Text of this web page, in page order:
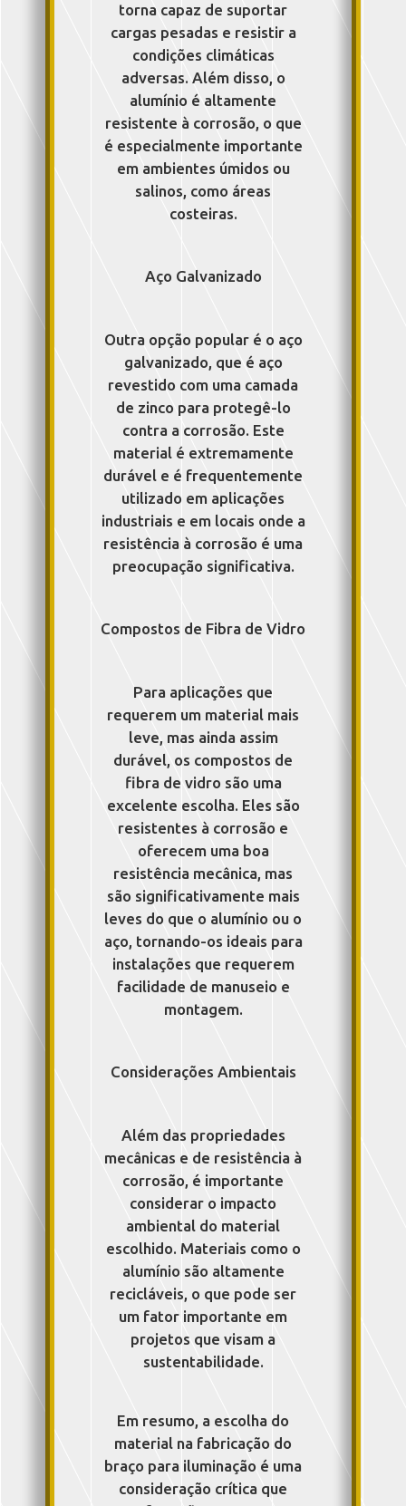
torna capaz de suportar
cargas pesadas e resistir a
condições climáticas
adversas. Além disso, o
alumínio é altamente
resistente à corrosão, o que
é especialmente importante
em ambientes úmidos ou
salinos, como áreas
costeiras.
Aço Galvanizado
Outra opção popular é o aço
galvanizado, que é aço
revestido com uma camada
de zinco para protegê-lo
contra a corrosão. Este
material é extremamente
durável e é frequentemente
utilizado em aplicações
industriais e em locais onde a
resistência à corrosão é uma
preocupação significativa.
Compostos de Fibra de Vidro
Para aplicações que
requerem um material mais
leve, mas ainda assim
durável, os compostos de
fibra de vidro são uma
excelente escolha. Eles são
resistentes à corrosão e
oferecem uma boa
resistência mecânica, mas
são significativamente mais
leves do que o alumínio ou o
aço, tornando-os ideais para
instalações que requerem
facilidade de manuseio e
montagem.
Considerações Ambientais
Além das propriedades
mecânicas e de resistência à
corrosão, é importante
considerar o impacto
ambiental do material
escolhido. Materiais como o
alumínio são altamente
recicláveis, o que pode ser
um fator importante em
projetos que visam a
sustentabilidade.
Em resumo, a escolha do
material na fabricação do
braço para iluminação é uma
consideração crítica que